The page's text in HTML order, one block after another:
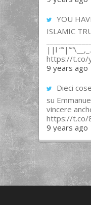
YOU
ISLAMIC
||l
https://t.co/
9 years ago
Dieci
su
vincere
https://t.co/
9 years ago